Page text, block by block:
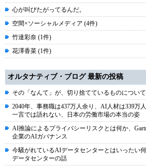
心が叫びたがってるんだ。
空間×ソーシャルメディア (4件)
竹達彩奈 (1件)
花澤香菜 (1件)
オルタナティブ・ブログ 最新の投稿
その「なんて」が、切り捨てているものについて
2040年、事務職は437万人余り、AI人材は339万
一言では語れない、日本の労働市場の本当の姿
AI推論によるプライバシーリスクとは何か、
企業のAIガバナンス
今騒がれているAIデータセンターとはいったい
データセンターの話